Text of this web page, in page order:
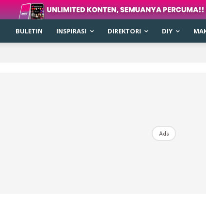
BULETIN INSPIRASI DIREKTORI DIY
Ads